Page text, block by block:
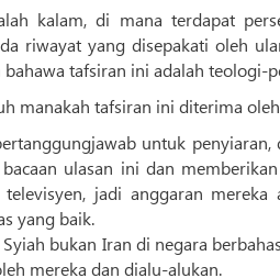
kalam, di mana terdapat
riwayat yang disepakati oleh
bahawa tafsiran ini adalah teologi-
manakah tafsiran ini diterima
untuk
ulasan ini dan
jadi anggaran
yang baik.
bukan Iran di negara
mereka dan dialu-alukan.